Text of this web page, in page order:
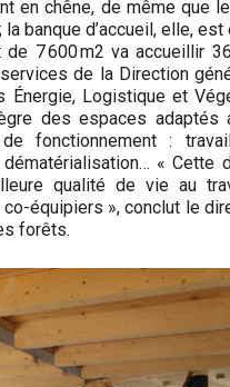
en chêne, de même que
banque d’accueil, elle, est
7 600 m2 va accueillir
de la Direction
Logistique et
des espaces adaptés
fonctionnement :
« Cette
qualité de vie au
équipiers », conclut le
forêts.